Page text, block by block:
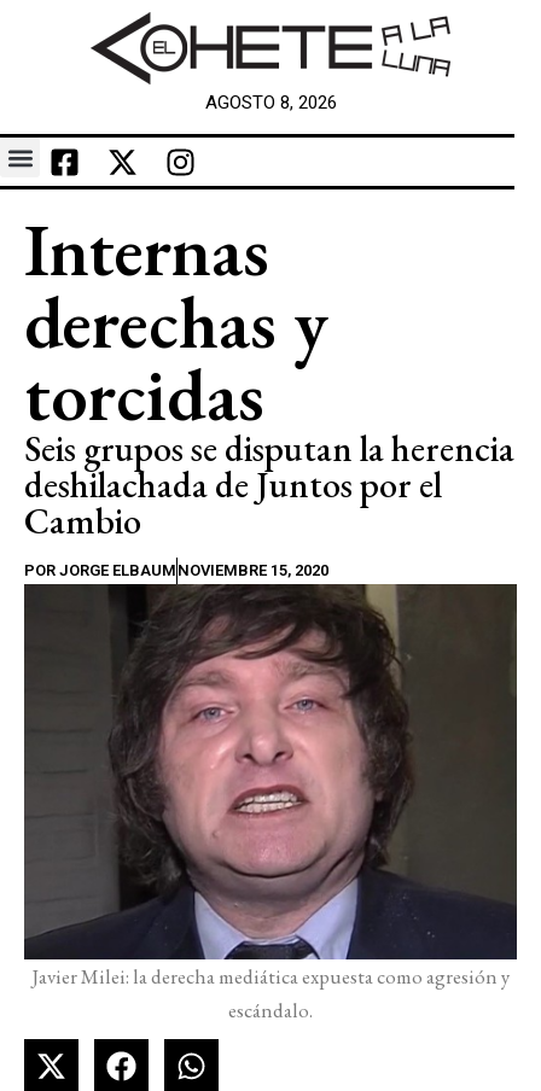
AGOSTO 8, 2026
Internas
derechas y
torcidas
Seis grupos se disputan la herencia
deshilachada de Juntos por el
Cambio
POR JORGE ELBAUM NOVIEMBRE 15, 2020
Javier Milei: la derecha mediática expuesta como agresión y
escándalo.